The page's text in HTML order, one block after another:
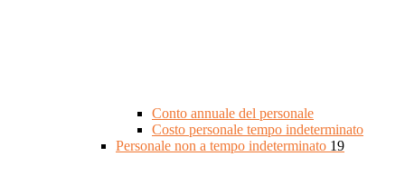
Conto annuale del personale
Costo personale tempo indeterminato
Personale non a tempo indeterminato 19